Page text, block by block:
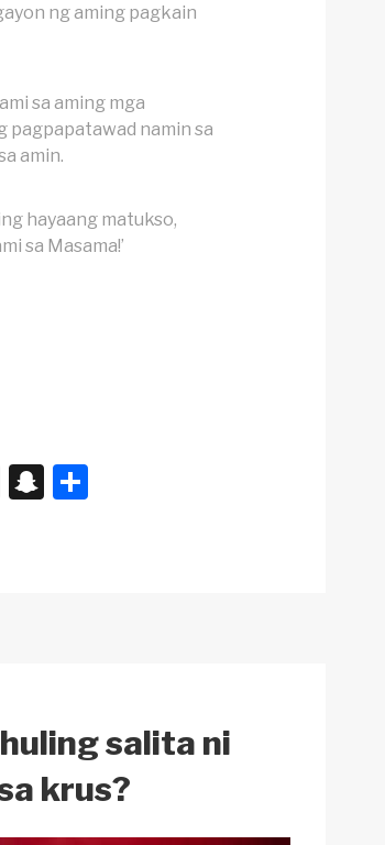
ng aming pagkain
sa aming mga
pagpapatawad namin sa
amin.
hayaang matukso,
sa Masama!’
X
S
salita ni
krus?